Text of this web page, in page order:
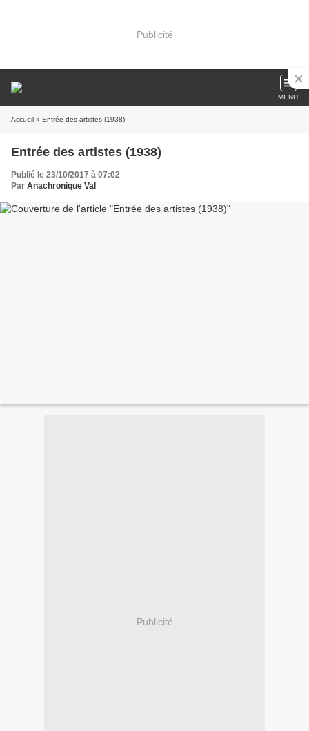
Publicité
MENU
Accueil » Entrée des artistes (1938)
Entrée des artistes (1938)
Publié le 23/10/2017 à 07:02
Par Anachronique Val
Publicité